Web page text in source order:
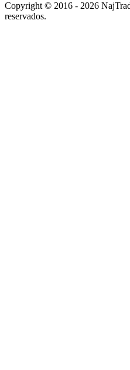
Copyright © 2016 - 2026
reservados.